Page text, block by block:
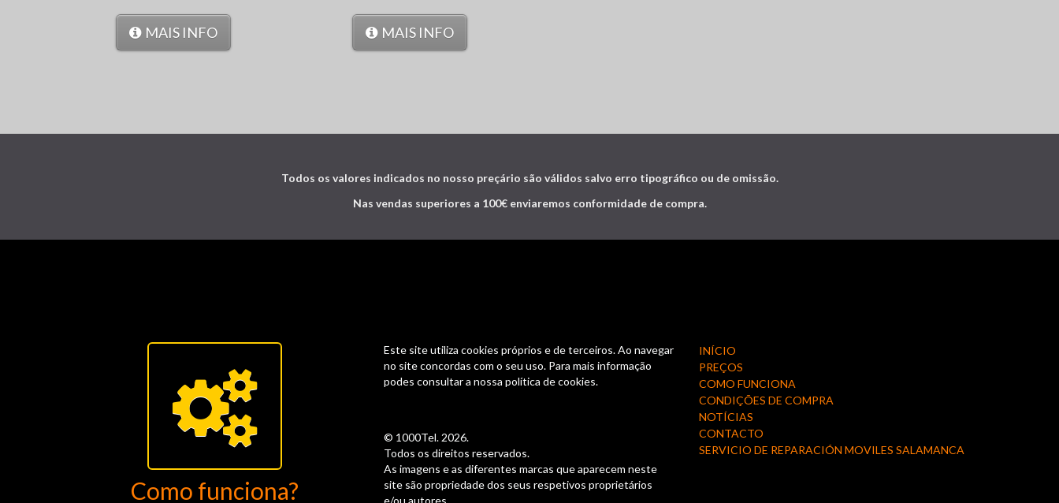
MAIS INFO MAIS INFO
Todos os valores indicados no nosso preçário são válidos salvo erro tipográfico ou de omissão.
Nas vendas superiores a 100€ enviaremos conformidade de compra.
Como funciona?
Este site utiliza cookies próprios e de terceiros. Ao navegar
no site concordas com o seu uso. Para mais informação
podes consultar a nossa política de cookies.
© 1000Tel. 2026.
Todos os direitos reservados.
As imagens e as diferentes marcas que aparecem neste
site são propriedade dos seus respetivos proprietários
e/ou autores.
INÍCIO
PREÇOS
COMO FUNCIONA
CONDIÇÕES DE COMPRA
NOTÍCIAS
CONTACTO
SERVICIO DE REPARACIÓN MOVILES SALAMANCA